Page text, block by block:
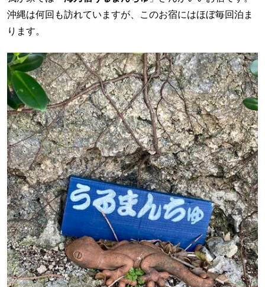
沖縄は何回も訪れていますが、このお宿にはほぼ毎回泊ま
ります。